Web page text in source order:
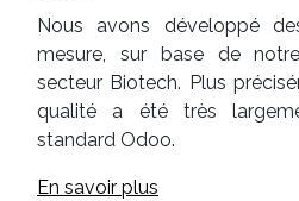
Nous avons développé
mesure, sur base de
secteur Biotech. Plus
qualité a été très
standard Odoo.
En savoir plus